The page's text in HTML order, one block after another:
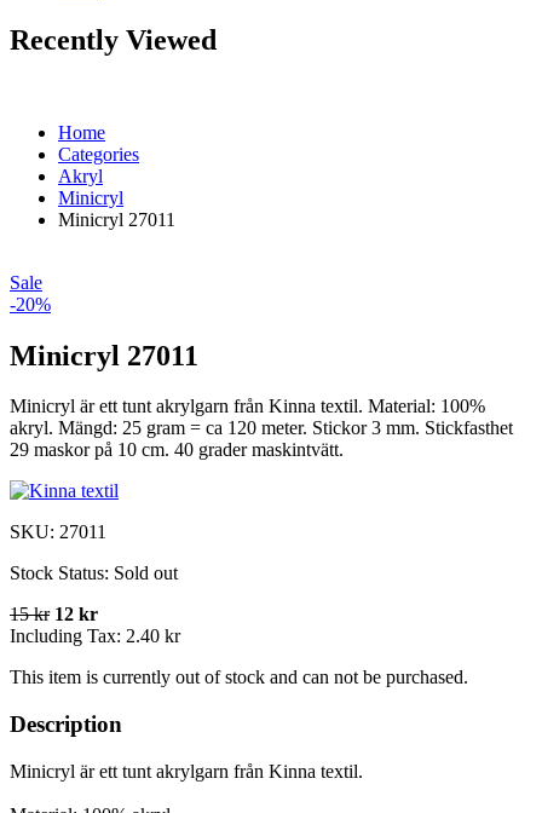
Recently Viewed
Home
Categories
Akryl
Minicryl
Minicryl 27011
Sale
-20%
Minicryl 27011
Minicryl är ett tunt akrylgarn från Kinna textil. Material: 100%
akryl. Mängd: 25 gram = ca 120 meter. Stickor 3 mm. Stickfasthet
29 maskor på 10 cm. 40 grader maskintvätt.
SKU: 27011
Stock Status: Sold out
15 kr 12 kr
Including Tax: 2.40 kr
This item is currently out of stock and can not be purchased.
Description
Minicryl är ett tunt akrylgarn från Kinna textil.